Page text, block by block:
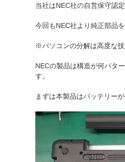
当社はNEC社の自営保守認
今回もNEC社より純正部品
※パソコンの分解は高度な
NECの製品は構造が何パタ
す。
まずは本製品はバッテリー